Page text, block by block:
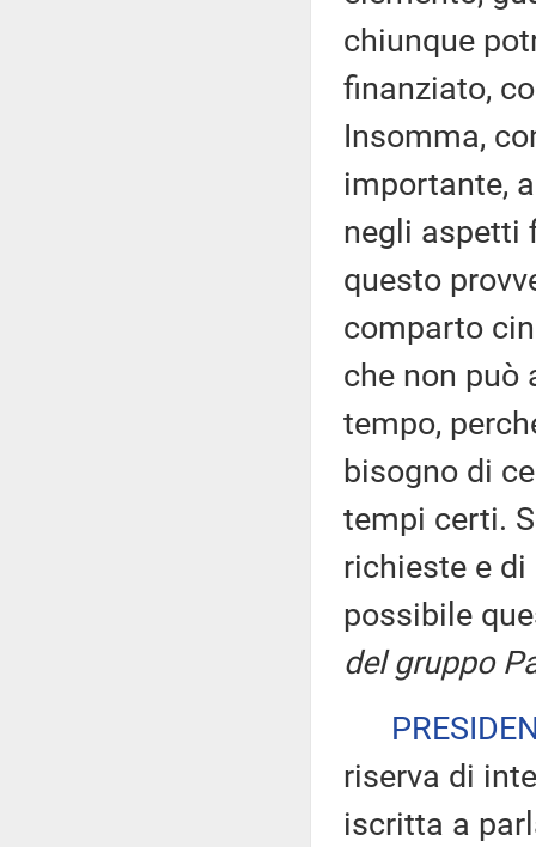
chiunque
finanziato,
Insomma,
importante,
negli aspetti
questo
comparto
che non può
tempo,
bisogno di
tempi certi.
richieste e
possibile
del gruppo
riserva di
iscritta a